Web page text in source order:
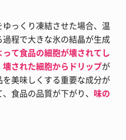
っくり凍結させた場合、温
程で大きな氷の結晶が生成
て食品の細胞が壊されてし
壊された細胞からドリップが
美味しくする重要な成分が
食品の品質が下がり、 味の